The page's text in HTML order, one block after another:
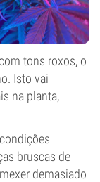
tons roxos, o
Isto vai
na planta,
bruscas de
demasiado